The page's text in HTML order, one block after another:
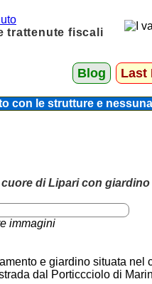
trattenute fiscali
Blog Last
con le strutture e
cuore di Lipari con giardino
immagini
e giardino situata nel
dal Porticcciolo di